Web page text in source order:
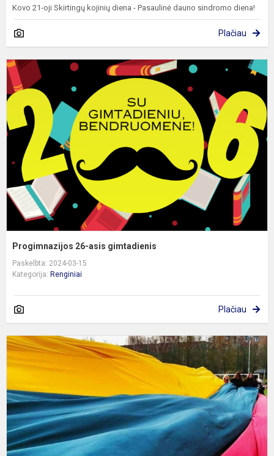
Kovo 21-oji Skirtingų kojinių diena - Pasaulinė dauno sindromo diena!
Plačiau
Progimnazijos 26-asis gimtadienis
Paskelbta: 2024-03-15
Kategorija: Renginiai
Plačiau